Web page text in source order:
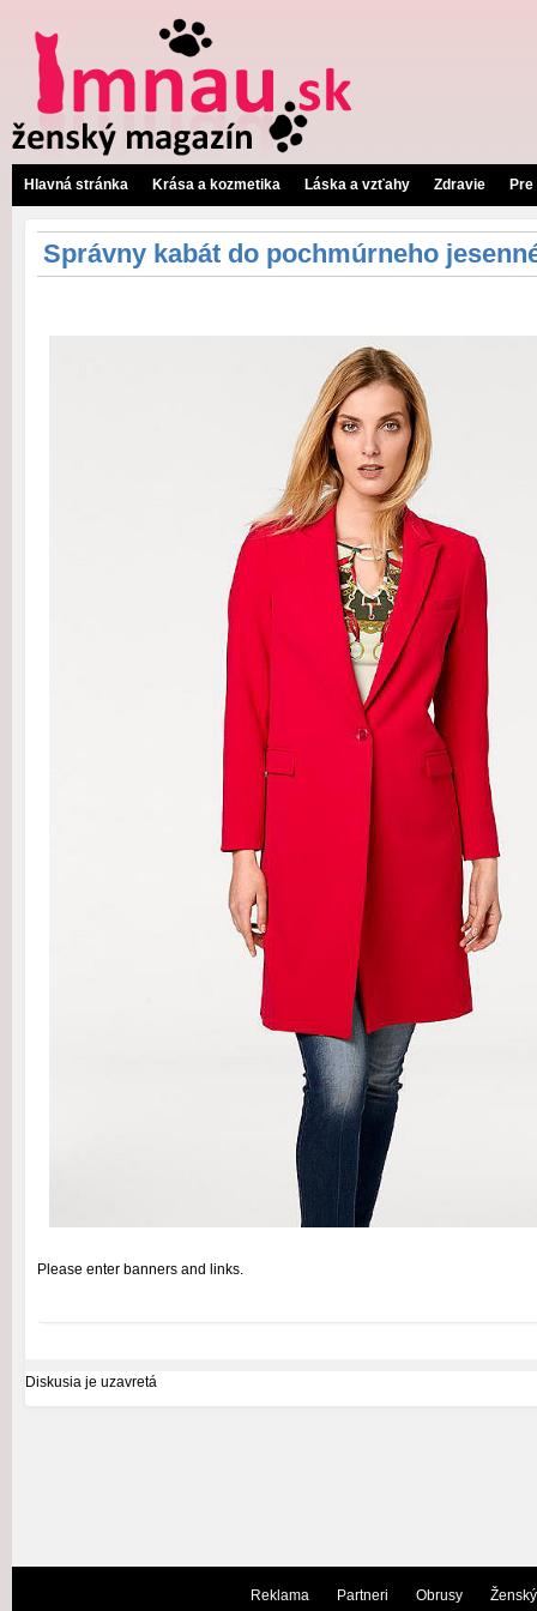
Hlavná stránka Krása a kozmetika Láska a vzťahy Zdravie
Správny kabát do pochmúrneho
Please enter banners and links.
Diskusia je uzavretá
Reklama Partneri Obrusy